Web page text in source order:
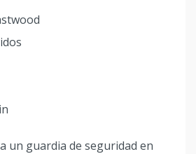
un guardia de seguridad en